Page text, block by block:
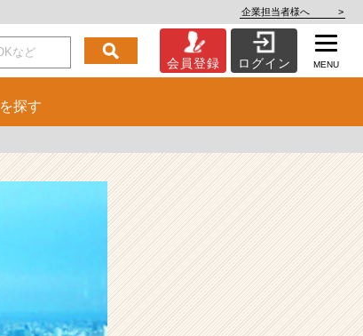
企業担当者様へ >
会員登録 ログイン MENU
を探す